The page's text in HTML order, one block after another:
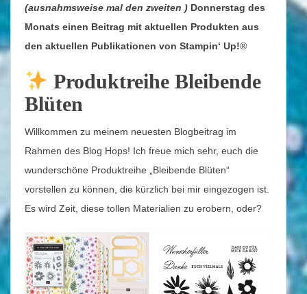
(ausnahmsweise mal den zweiten ) Donnerstag des
Monats einen Beitrag mit aktuellen Produkten aus
den aktuellen Publikationen von Stampin‘ Up!®
Produktreihe Bleibende
Blüten
Willkommen zu meinem neuesten Blogbeitrag im
Rahmen des Blog Hops! Ich freue mich sehr, euch die
wunderschöne Produktreihe „Bleibende Blüten“
vorstellen zu können, die kürzlich bei mir eingezogen ist.
Es wird Zeit, diese tollen Materialien zu erobern, oder?